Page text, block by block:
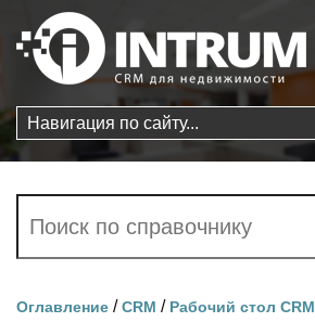
Оглавление /CRM / Рабочий стол CRM